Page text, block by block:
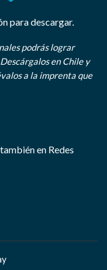
para descargar.
podrás lograr
en Chile y
a la imprenta que
en Redes